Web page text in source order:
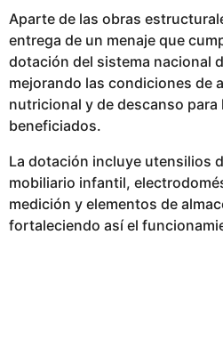
Aparte de las obras
entrega de un menaje que
dotación del sistema nacional
mejorando las condiciones de
nutricional y de descanso
beneficiados.
La dotación incluye utensilios
mobiliario infantil,
medición y elementos de
fortaleciendo así el